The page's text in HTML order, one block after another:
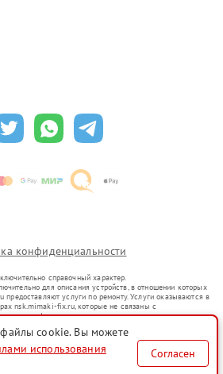
конфиденциальности
справочный характер.
для описания устройств, в отношении которых
услуги по ремонту. Услуги оказываются в
nsk.mimaki-fix.ru, которые не связаны с
или их официальными представителями.
уже введенных в гражданский оборот в соответствии
цели индивидуализации услуг или введения
для информирования о предоставляемых услугах по
файлы cookie. Вы можете
использования
Согласен